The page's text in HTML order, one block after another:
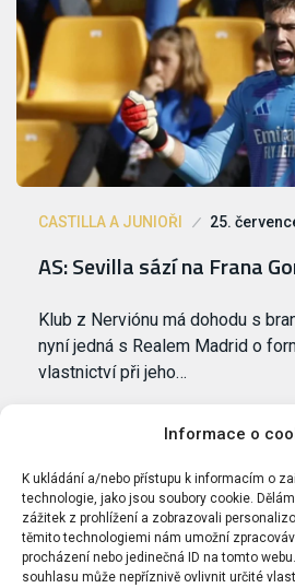
Informace o
K ukládání a/nebo přístupu k informacím o
technologie, jako jsou soubory cookie.
zážitek z prohlížení a zobrazovali
těmito technologiemi nám umožní
procházení nebo jedinečná ID na tomto
souhlasu může nepříznivě ovlivnit určité
CASTILLA A JUNIOŘI 25.
AS: Sevilla sází na Frana
Klub z Nerviónu má dohodu s
nyní jedná s Realem Madrid o
vlastnictví při jeho…